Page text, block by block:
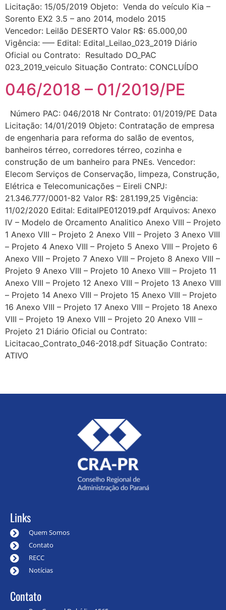
Licitação: 15/05/2019 Objeto: Venda do veículo Kia –
Sorento EX2 3.5 – ano 2014, modelo 2015
Vencedor: Leilão DESERTO Valor R$: 65.000,00
Vigência: —– Edital: Edital_Leilao_023_2019 Diário
Oficial ou Contrato: Resultado DO_PAC
023_2019_veiculo Situação Contrato: CONCLUÍDO
046/2018 – 01/2019/PE
Número PAC: 046/2018 Nr Contrato: 01/2019/PE Data
Licitação: 14/01/2019 Objeto: Contratação de empresa
de engenharia para reforma do salão de eventos,
banheiros térreo, corredores térreo, cozinha e
construção de um banheiro para PNEs. Vencedor:
Elecom Serviços de Conservação, limpeza, Construção,
Elétrica e Telecomunicações – Eireli CNPJ:
21.346.777/0001-82 Valor R$: 281.199,25 Vigência:
11/02/2020 Edital: EditalPE012019.pdf Arquivos: Anexo
IV – Modelo de Orcamento Analitico Anexo VIII – Projeto
1 Anexo VIII – Projeto 2 Anexo VIII – Projeto 3 Anexo VIII
– Projeto 4 Anexo VIII – Projeto 5 Anexo VIII – Projeto 6
Anexo VIII – Projeto 7 Anexo VIII – Projeto 8 Anexo VIII –
Projeto 9 Anexo VIII – Projeto 10 Anexo VIII – Projeto 11
Anexo VIII – Projeto 12 Anexo VIII – Projeto 13 Anexo VIII
– Projeto 14 Anexo VIII – Projeto 15 Anexo VIII – Projeto
16 Anexo VIII – Projeto 17 Anexo VIII – Projeto 18 Anexo
VIII – Projeto 19 Anexo VIII – Projeto 20 Anexo VIII –
Projeto 21 Diário Oficial ou Contrato:
Licitacao_Contrato_046-2018.pdf Situação Contrato:
ATIVO
Links
Quem Somos
Contato
RECC
Notícias
Contato